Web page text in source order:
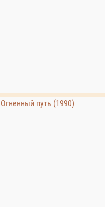
Огненный путь (1990)